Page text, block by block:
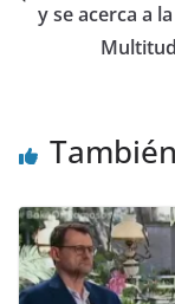
y se acerca a